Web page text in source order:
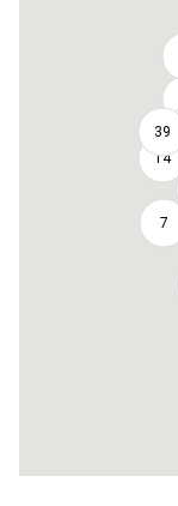
39
14
7